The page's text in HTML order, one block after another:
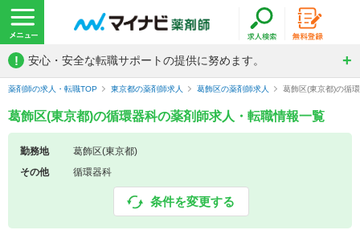
! 安心・安全な転職サポートの提供に努めます。
薬剤師の求人・転職TOP 東京都の薬剤師求人 葛飾区の薬剤師求人 葛飾区(東京都)の循
葛飾区(東京都)の循環器科の薬剤師求人・転職情報一覧
勤務地
葛飾区(東京都)
その他
循環器科
条件を変更する